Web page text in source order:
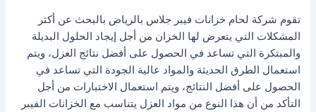
تقوم شركة لحام خزانات فيبر جلاس بالرياض بالبحث عن أكثر
المشكلات التي يتعرض لها الخزان من أجل إيجاد الحلول البديلة
والمبتكرة التي تساعد في الحصول على أفضل نتائج العزل، ويتم
استعمال الطرق الحديثة والمواد عالية الجودة التي تساعد في
الحصول على أفضل النتائج، ويتم استعمال الاختبارات من أجل
التأكد من أن هذا النوع من مواد العزل يتناسب مع الخزانات الفيبر